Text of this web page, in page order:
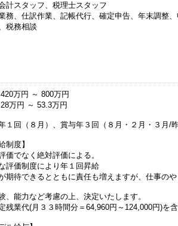
計スタッフ、税理士スタッフ
務、仕訳作業、記帳代行、確定申告、年末調整
税務相談
420万円 ～ 800万円
28万円 ～ 53.3万円
１回（８月）、賞与年３回（８月・２月・３月/
制度】
価でなく絶対評価による。
評価制度により年１回昇給
期待できるとともに責任も増えますが、仕事の
、能力など考慮の上、決定いたします。
残業代(月３３時間分＝64,960円～124,000円)を含